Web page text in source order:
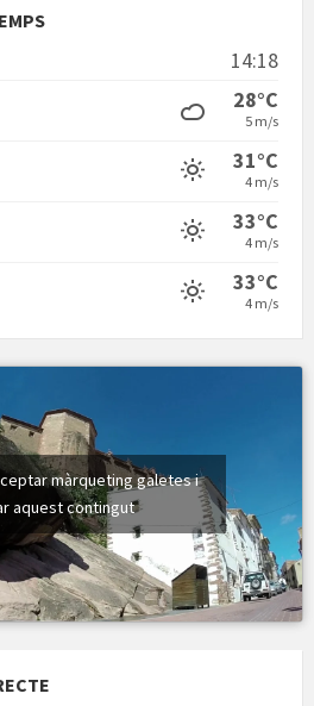
14:18
28°C
5 m/s
31°C
4 m/s
33°C
4 m/s
33°C
4 m/s
màrqueting galetes i
aquest contingut